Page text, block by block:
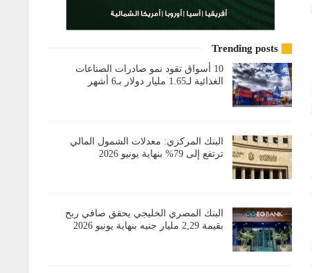
Trending posts
10 أسواق تقود نمو صادرات الصناعات
الغذائية لـ1.65 مليار دولار بـ6 أشهر
البنك المركزي: معدلات الشمول المالي
ترتفع إلى 79% بنهاية يونيو 2026
البنك المصري الخليجي يحقق صافي ربح
بقيمة 2,29 مليار جنيه بنهاية يونيو 2026